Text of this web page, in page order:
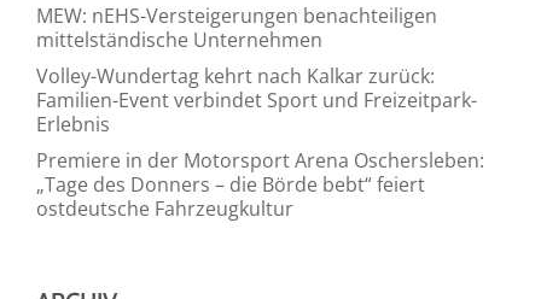
MEW: nEHS-Versteigerungen benachteiligen
mittelständische Unternehmen
Volley-Wundertag kehrt nach Kalkar zurück:
Familien-Event verbindet Sport und Freizeitpark-
Erlebnis
Premiere in der Motorsport Arena Oschersleben:
„Tage des Donners – die Börde bebt“ feiert
ostdeutsche Fahrzeugkultur